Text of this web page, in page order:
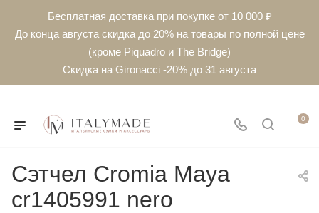
Бесплатная доставка при покупке от 10 000 ₽
До конца августа скидка до 20% на товары по полной цене
(кроме Piquadro и The Bridge)
Скидка на Gironacci -20% до 31 августа
0
Сэтчел Cromia Maya
cr1405991 nero